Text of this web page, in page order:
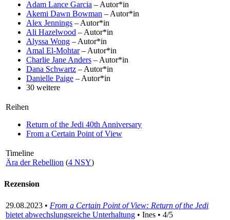
Adam Lance Garcia – Autor*in
Akemi Dawn Bowman – Autor*in
Alex Jennings – Autor*in
Ali Hazelwood – Autor*in
Alyssa Wong – Autor*in
Amal El-Mohtar– Autor*in
Charlie Jane Anders – Autor*in
Dana Schwartz – Autor*in
Danielle Paige – Autor*in
30 weitere
Reihen
Return of the Jedi 40th Anniversary
From a Certain Point of View
Timeline
Ära der Rebellion (4 NSY)
Rezension
29.08.2023 • From a Certain Point of View: Return of the Jedi
bietet abwechslungsreiche Unterhaltung • Ines • 4/5